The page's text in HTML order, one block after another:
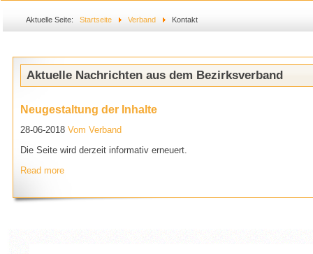
Aktuelle Seite: Startseite Verband Kontakt
Aktuelle Nachrichten aus dem Bezirksverband
Neugestaltung der Inhalte
28-06-2018 Vom Verband
Die Seite wird derzeit informativ erneuert.
Read more